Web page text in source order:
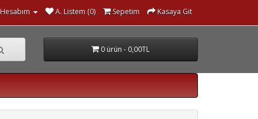
Hesabım A. Listem (0) Sepetim Kasaya Git
0 ürün - 0,00TL